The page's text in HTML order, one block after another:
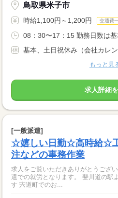
鳥取県米子市
時給1,100円～1,200円 交通費
08：30〜17：15 勤務日数は基
基本、土日祝休み（会社カレン
もっと見
求人詳細
[一般派遣]
☆嬉しい日勤☆高時給☆
注などの事務作業
求人をご覧いただきありがとうござ
遣での就労となります。 斐川道の駅
す 宍道町でのお...